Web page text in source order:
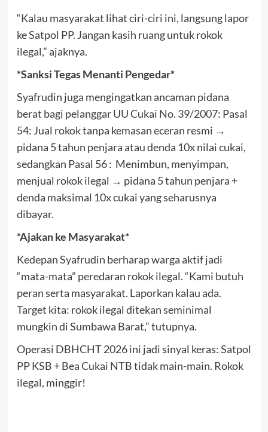
“Kalau masyarakat lihat ciri-ciri ini, langsung lapor
ke Satpol PP. Jangan kasih ruang untuk rokok
ilegal,” ajaknya.
*Sanksi Tegas Menanti Pengedar*
Syafrudin juga mengingatkan ancaman pidana
berat bagi pelanggar UU Cukai No. 39/2007: Pasal
54: Jual rokok tanpa kemasan eceran resmi →
pidana 5 tahun penjara atau denda 10x nilai cukai,
sedangkan Pasal 56 : Menimbun, menyimpan,
menjual rokok ilegal → pidana 5 tahun penjara +
denda maksimal 10x cukai yang seharusnya
dibayar.
*Ajakan ke Masyarakat*
Kedepan Syafrudin berharap warga aktif jadi
“mata-mata” peredaran rokok ilegal. “Kami butuh
peran serta masyarakat. Laporkan kalau ada.
Target kita: rokok ilegal ditekan seminimal
mungkin di Sumbawa Barat,” tutupnya.
Operasi DBHCHT 2026 ini jadi sinyal keras: Satpol
PP KSB + Bea Cukai NTB tidak main-main. Rokok
ilegal, minggir!